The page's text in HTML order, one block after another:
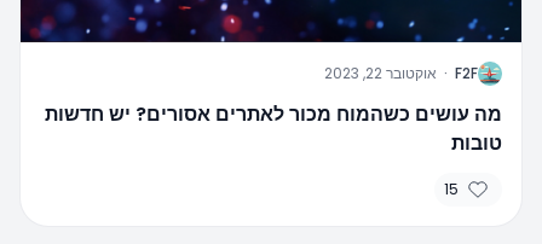
F
F2F
· אוקטובר 22, 2023
מה עושים כשהמוח מכור לאתרים אסורים? יש חדשות
טובות
15